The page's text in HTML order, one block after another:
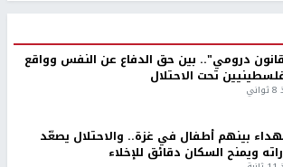
درومي".. بين حق الدفاع عن النفس وواقع
تحت الاحتلال
بينهم أطفال في غزة.. والاحتلال يصعّد
ويمنح السكان دقائق للإخلاء